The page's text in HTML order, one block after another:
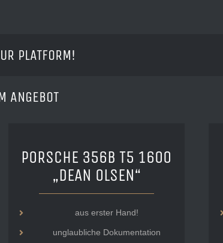
PLATFORM!
ANGEBOT
PORSCHE 356B T5 1600
„DEAN OLSEN“
aus erster Hand!
unglaubliche Dokumentation